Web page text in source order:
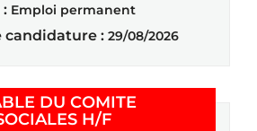
Emploi permanent
candidature : 29/08/2026
DU COMITE
H/F(Nouvelle